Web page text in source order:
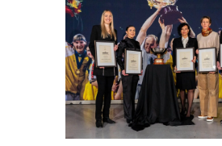
DSC05727-
16-
scaled